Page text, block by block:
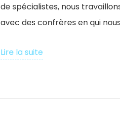
de spécialistes, nous
avec des confrères en qui
Lire la suite